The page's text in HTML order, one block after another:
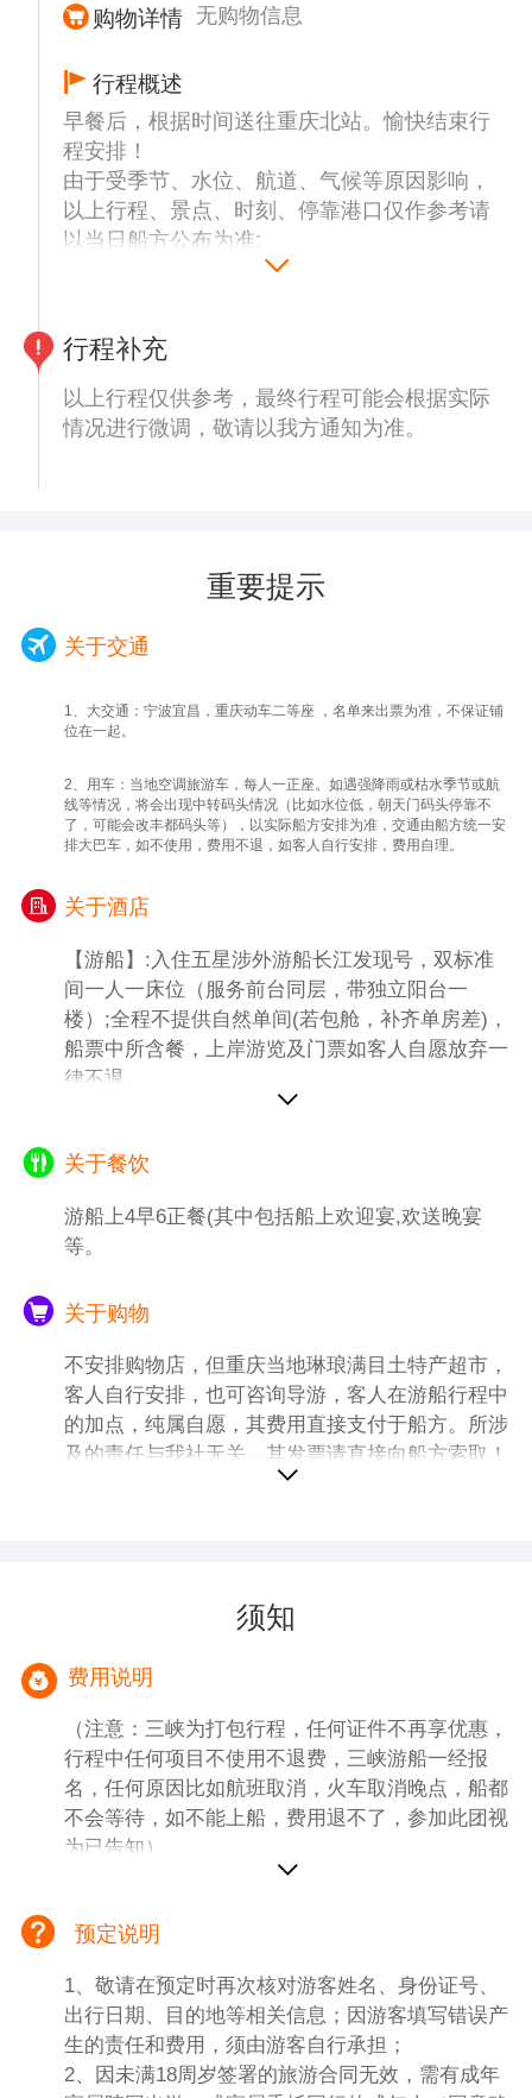
上，落差约60米的崖壁下是嘉陵江，面对江北
巷崖壁步道呈“Z”字形，盘旋在陡坡之上，上
接戴家巷街区，向下过人行天桥即可到达嘉陵
江边。 步道长约750米，与戴家巷老街区、洪
崖洞共同构成长约1.1公里的环城墙步道戴家
巷支线。
【重庆人民大礼堂】（参观时间约30分钟）如
遇关闭只能外观、人民广场城市标志性建筑
建筑物之一。
间约20分钟】到底是现有楼还是现有轨道？这
一直是个不解之谜。但也不妨碍大家在这里继
20元自理）、白公馆小说《红岩》原型，位于
因1939年间国民党军统特务在此设立监狱，
动了多起屠杀事件，因此也是重庆市爱国主义
教育基地。
主城区内唯一的规模最大、最具巴渝传统民
居、民俗、民风特色的古镇。古镇上有着传统
的民居建筑、石梯街巷、遗存的寺庙宫观，是
【WFC云端观景台】（参观时间约40分钟）
楼的前世今生，在二十世纪八十年代初，会仙
楼观景台即是重庆第一个高空观景台，目前也
是中国海拔最高的露天观景台，被誉为“重庆
之巅”。【洪崖洞】（白天自由活动时间约40
分钟），游客自由活动。洪崖洞,是古重庆城
滨江地带。洪崖洞坐拥城市旅游景观、商务休
闲景观和城市人文景观于一体。以具有巴渝传
统建筑特色的“吊脚楼”风貌为主题，依山就
势、沿江而建....
特别备注：
(所有红岩景点周一闭馆，无法参观，自动改
为重庆通远门古城墙遗址)
1、重庆大礼堂如果遇到政府性活动 不能进去
参观,不退任何费用！
2、重庆是山城，容易堵车，导游会根据当天
3、重庆市区很多当地特产超市，客人自行就
注意过马路行走安全。 4、如遇强降雨季节的
么船方会安排专线大巴将贵宾转运至涪陵码头
或者丰都码头登船，具体中转时间以导游通知
为准。
购物详情 无购物信息
行程概述
早餐后，根据时间送往重庆北站。愉快结束行
程安排！
由于受季节、水位、航道、气候等原因影响，
以上行程、景点、时刻、停靠港口仅作参考请
以当日船方公布为准;
行程补充
以上行程仅供参考，最终行程可能会根据实际
情况进行微调，敬请以我方通知为准。
重要提示
关于交通
1、 大交通：宁波宜昌，重庆动车二等座 ，名单来出票为准，不保证铺
位在一起。
2、用车：当地空调旅游车，每人一正座。如遇强降雨或枯水季节或航
线等情况，将会出现中转码头情况（比如水位低，朝天门码头停靠不
了，可能会改丰都码头等），以实际船方安排为准，交通由船方统一安
排大巴车，如不使用，费用不退，如客人自行安排，费用自理。
关于酒店
【游船】:入住五星涉外游船长江发现号，双标准
间一人一床位（服务前台同层，带独立阳台一
楼）;全程不提供自然单间(若包舱，补齐单房差)，
船票中所含餐，上岸游览及门票如客人自愿放弃一
律不退。
关于餐饮
游船上4早6正餐(其中包括船上欢迎宴,欢送晚宴
等。
关于购物
不安排购物店，但重庆当地琳琅满目土特产超市，
客人自行安排，也可咨询导游，客人在游船行程中
的加点，纯属自愿，其费用直接支付于船方。所涉
及的责任与我社无关，其发票请直接向船方索取！
须知
费用说明
（注意：三峡为打包行程，任何证件不再享优惠，
行程中任何项目不使用不退费，三峡游船一经报
名，任何原因比如航班取消，火车取消晚点，船都
不会等待，如不能上船，费用退不了，参加此团视
为已告知）
出票为准，不保证铺位在一起。
员)；不足6人岸上司机服务。当地导游也会介绍到
本地土特产等，喜欢的也可以向导游咨询。
3、用车：当地空调旅游车每人一正座，如遇强降
雨或枯水季节或航线等情况，将会出现中转码头情
预定说明
1、敬请在预定时再次核对游客姓名、身份证号、
出行日期、目的地等相关信息；因游客填写错误产
生的责任和费用，须由游客自行承担；
2、因未满18周岁签署的旅游合同无效，需有成年